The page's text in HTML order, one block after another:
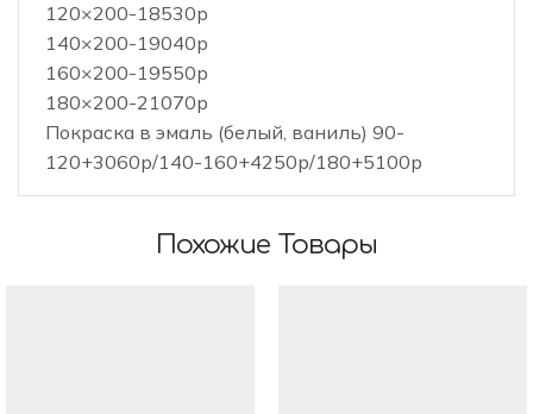
120×200-18530р
140×200-19040р
160×200-19550р
180×200-21070р
Покраска в эмаль (белый, ваниль) 90-
120+3060р/140-160+4250р/180+5100р
Похожие Товары